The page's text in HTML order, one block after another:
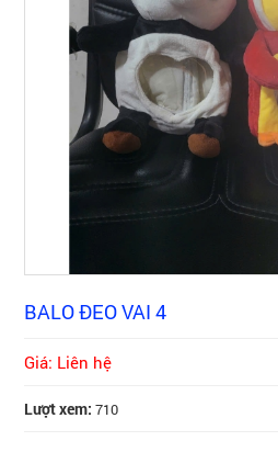
BALO ĐEO VAI 4
Giá: Liên hệ
Lượt xem: 710